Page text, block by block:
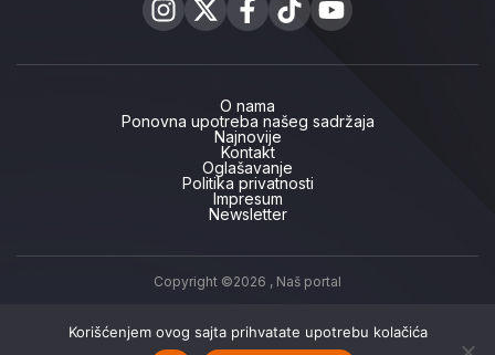
O nama
Ponovna upotreba našeg sadržaja
Najnovije
Kontakt
Oglašavanje
Politika privatnosti
Impresum
Newsletter
Copyright ©2026 , Naš portal
Korišćenjem ovog sajta prihvatate upotrebu kolačića